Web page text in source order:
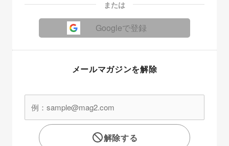
または
Googleで登録
メールマガジンを解除
解除する